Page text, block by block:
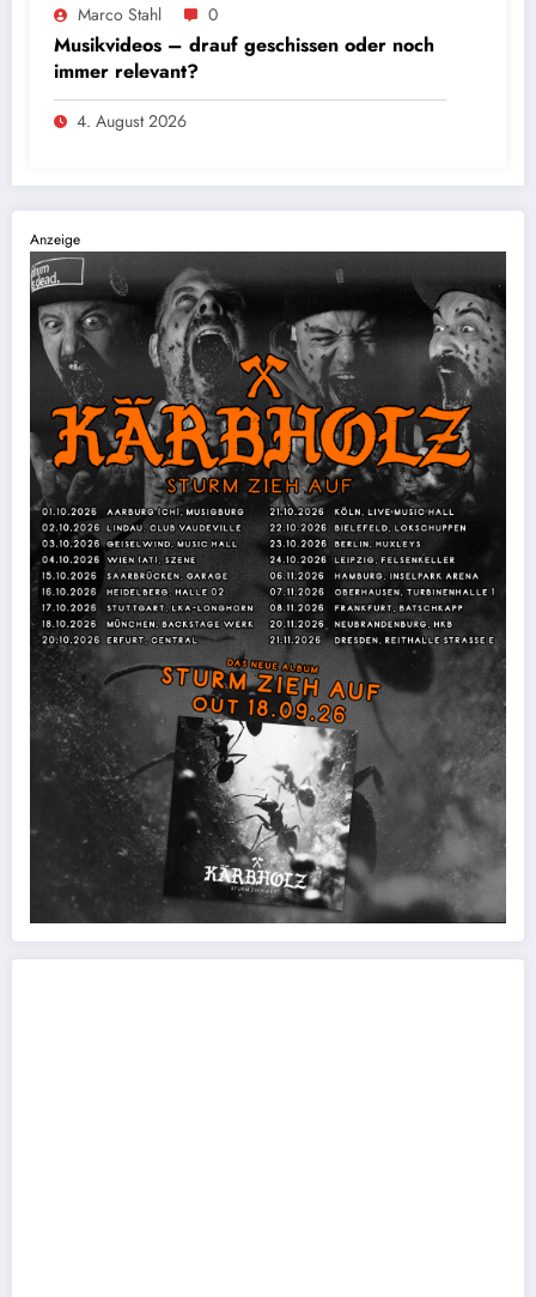
Marco Stahl 0
Musikvideos – drauf geschissen oder noch
immer relevant?
4. August 2026
Anzeige